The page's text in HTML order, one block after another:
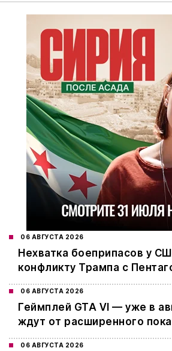
06 АВГУСТА 2026
Нехватка боеприпасов у
конфликту Трампа с
06 АВГУСТА 2026
Геймплей GTA VI — уже в
ждут от расширенного
06 АВГУСТА 2026